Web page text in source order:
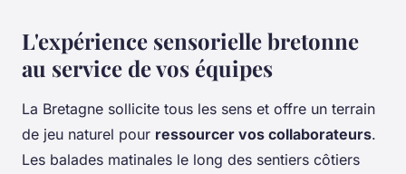
L'expérience sensorielle bretonne
au service de vos équipes
La Bretagne sollicite tous les sens et offre un terrain
de jeu naturel pour ressourcer vos collaborateurs.
Les balades matinales le long des sentiers côtiers